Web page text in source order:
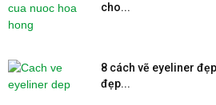
cho...
8 cách vẽ eyeliner
đẹp...